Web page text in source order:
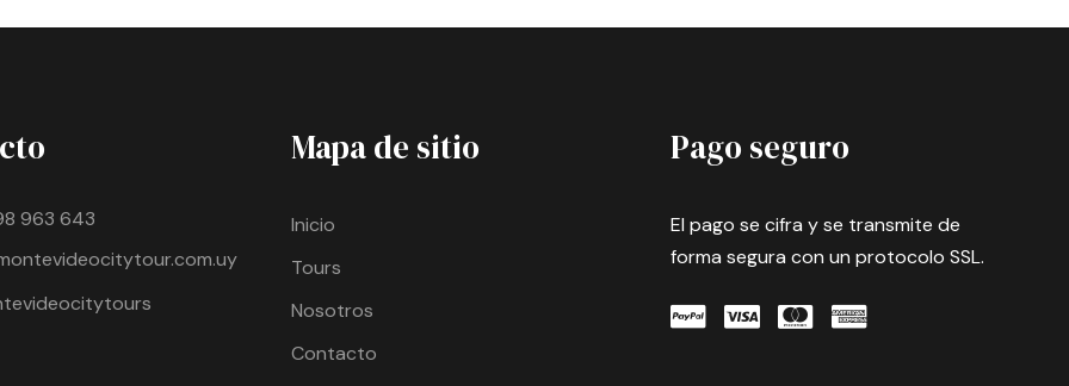
963 643
Mapa de sitio
Inicio
Tours
Nosotros
Contacto
Pago seguro
El pago se cifra y se transmite de
forma segura con un protocolo SSL.